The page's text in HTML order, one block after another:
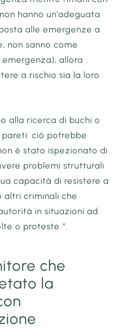
hanno un’adeguata
alle emergenze a
non sanno come
allora
a rischio sia la loro
alla ricerca di buchi o
ciò potrebbe
è stato ispezionato di
problemi strutturali
capacità di resistere a
altri criminali che
in situazioni ad
o proteste “.
che
la